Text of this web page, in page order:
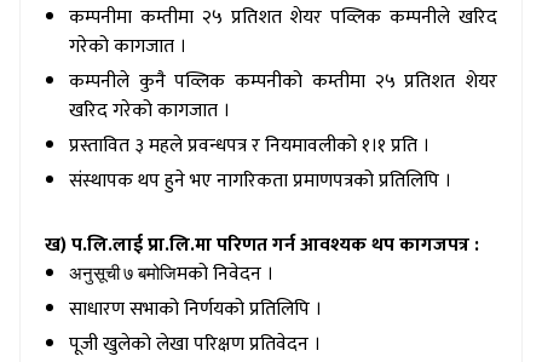
कम्पनीमा कम्तीमा २५ प्रतिशत शेयर पव्लिक कम्पनीले खरिद
गरेको कागजात ।
कम्पनीले कुनै पव्लिक कम्पनीको कम्तीमा २५ प्रतिशत शेयर
खरिद गरेको कागजात ।
प्रस्तावित ३ महले प्रवन्धपत्र र नियमावलीको १।१ प्रति ।
संस्थापक थप हुने भए नागरिकता प्रमाणपत्रको प्रतिलिपि ।
ख) प.लि.लाई प्रा.लि.मा परिणत गर्न आवश्यक थप कागजपत्र :
अनुसूची ७ बमोजिमको निवेदन ।
साधारण सभाको निर्णयको प्रतिलिपि ।
पूजी खुलेको लेखा परिक्षण प्रतिवेदन ।